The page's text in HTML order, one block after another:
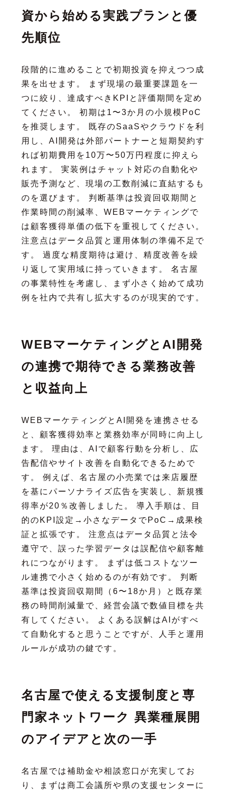
資から始める実践プランと優
先順位
段階的に進めることで初期投資を抑えつつ成
果を出せます。 まず現場の最重要課題を一
つに絞り、達成すべきKPIと評価期間を定め
てください。 初期は1〜3か月の小規模PoC
を推奨します。 既存のSaaSやクラウドを利
用し、AI開発は外部パートナーと短期契約す
れば初期費用を10万〜50万円程度に抑えら
れます。 実装例はチャット対応の自動化や
販売予測など、現場の工数削減に直結するも
のを選びます。 判断基準は投資回収期間と
作業時間の削減率、WEBマーケティングで
は顧客獲得単価の低下を重視してください。
注意点はデータ品質と運用体制の準備不足で
す。 過度な精度期待は避け、精度改善を繰
り返して実用域に持っていきます。 名古屋
の事業特性を考慮し、まず小さく始めて成功
例を社内で共有し拡大するのが現実的です。
WEBマーケティングとAI開発
の連携で期待できる業務改善
と収益向上
WEBマーケティングとAI開発を連携させる
と、顧客獲得効率と業務効率が同時に向上し
ます。 理由は、AIで顧客行動を分析し、広
告配信やサイト改善を自動化できるためで
す。 例えば、名古屋の小売業では来店履歴
を基にパーソナライズ広告を実装し、新規獲
得率が20％改善しました。 導入手順は、目
的のKPI設定→小さなデータでPoC→成果検
証と拡張です。 注意点はデータ品質と法令
遵守で、誤った学習データは誤配信や顧客離
れにつながります。 まずは低コストなツー
ル連携で小さく始めるのが有効です。 判断
基準は投資回収期間（6〜18か月）と既存業
務の時間削減量で、経営会議で数値目標を共
有してください。 よくある誤解はAIがすべ
て自動化すると思うことですが、人手と運用
ルールが成功の鍵です。
名古屋で使える支援制度と専
門家ネットワーク 異業種展開
のアイデアと次の一手
名古屋では補助金や相談窓口が充実してお
り、まずは商工会議所や県の支援センターに